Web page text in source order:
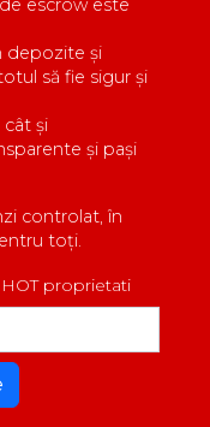
escrow este
depozite și
să fie sigur și
și
și pași
controlat, în
toți.
proprietati